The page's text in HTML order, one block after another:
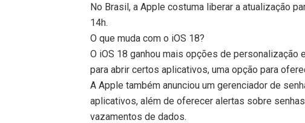
No Brasil, a Apple costuma liberar a atualização
14h.
O que muda com o iOS 18?
O iOS 18 ganhou mais opções de
para abrir certos aplicativos, uma opção para
A Apple também anunciou um gerenciador de
aplicativos, além de oferecer alertas sobre
vazamentos de dados.